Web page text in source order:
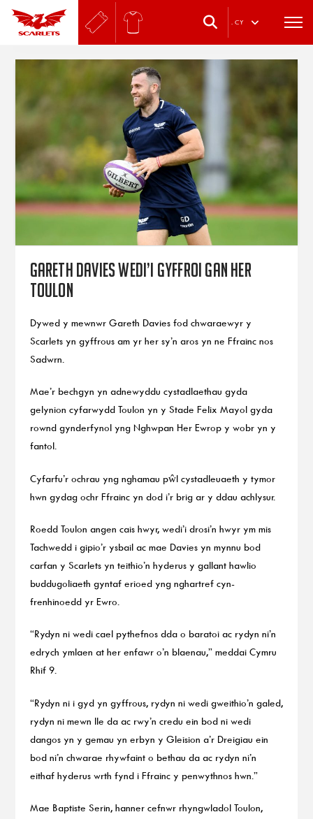
. CY
Gareth Davies wedi’i gyffroi gan her
Toulon
Dywed y mewnwr Gareth Davies fod chwaraewyr y
Scarlets yn gyffrous am yr her sy’n aros yn ne Ffrainc nos
Sadwrn.
Mae’r bechgyn yn adnewyddu cystadlaethau gyda
gelynion cyfarwydd Toulon yn y Stade Felix Mayol gyda
rownd gynderfynol yng Nghwpan Her Ewrop y wobr yn y
fantol.
Cyfarfu’r ochrau yng nghamau pŵl cystadleuaeth y tymor
hwn gydag ochr Ffrainc yn dod i’r brig ar y ddau achlysur.
Roedd Toulon angen cais hwyr, wedi’i drosi’n hwyr ym mis
Tachwedd i gipio’r ysbail ac mae Davies yn mynnu bod
carfan y Scarlets yn teithio’n hyderus y gallant hawlio
buddugoliaeth gyntaf erioed yng nghartref cyn-
frenhinoedd yr Ewro.
“Rydyn ni wedi cael pythefnos dda o baratoi ac rydyn ni’n
edrych ymlaen at her enfawr o’n blaenau,” meddai Cymru
Rhif 9.
“Rydyn ni i gyd yn gyffrous, rydyn ni wedi gweithio’n galed,
rydyn ni mewn lle da ac rwy’n credu ein bod ni wedi
dangos yn y gemau yn erbyn y Gleision a’r Dreigiau ein
bod ni’n chwarae rhywfaint o bethau da ac rydyn ni’n
eithaf hyderus wrth fynd i Ffrainc y penwythnos hwn.”
Mae Baptiste Serin, hanner cefnwr rhyngwladol Toulon,